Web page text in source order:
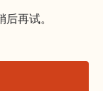
再试。